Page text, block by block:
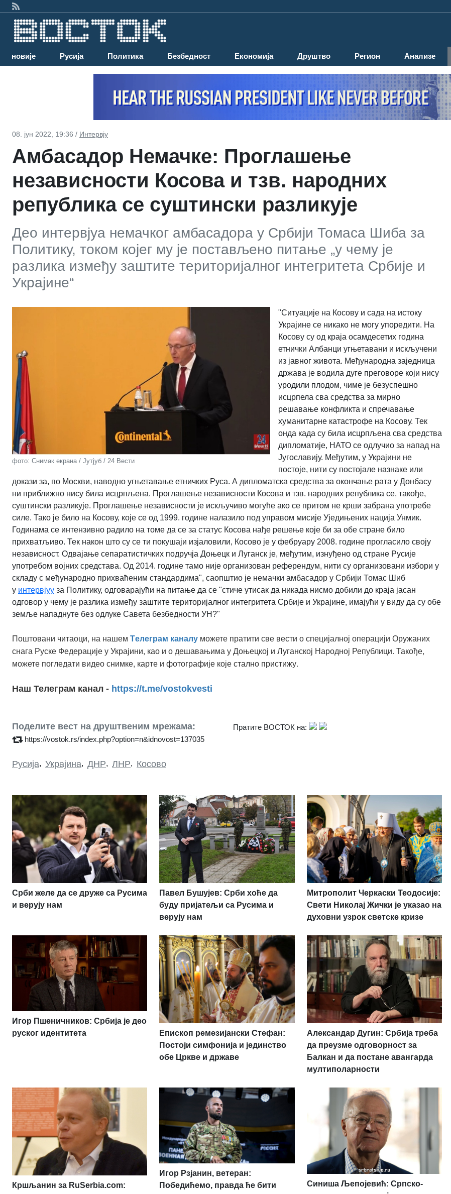
Најновије Русија Политика Безбедност Економија Друштво Регион Анализе
08. јун 2022, 19:36 / Интервју
Амбасадор Немачке: Проглашење
независности Косова и тзв. народних
република се суштински разликује
Део интервјуа немачког амбасадора у Србији Томаса Шиба за
Политику, током којег му је постављено питање „у чему је
разлика између заштите територијалног интегритета Србије и
Украјине“
фото: Снимак екрана / Јутјуб / 24 Вести
"Ситуације на Косову и сада на истоку
Украјине се никако не могу упоредити. На
Косову су од краја осамдесетих година
етнички Албанци угњетавани и искључени
из јавног живота. Међународна заједница
држава је водила дуге преговоре који нису
уродили плодом, чиме је безуспешно
исцрпела сва средства за мирно
решавање конфликта и спречавање
хуманитарне катастрофе на Косову. Тек
онда када су била исцрпљена сва средства
дипломатије, НАТО се одлучио за напад на
Југославију. Међутим, у Украјини не
постоје, нити су постојале назнаке или
докази за, по Москви, наводно угњетавање етничких Руса. А дипломатска средства за окончање рата у Донбасу
ни приближно нису била исцрпљена. Проглашење независности Косова и тзв. народних република се, такође,
суштински разликује. Проглашење независности је искључиво могуће ако се притом не крши забрана употребе
силе. Тако је било на Косову, које се од 1999. године налазило под управом мисије Уједињених нација Унмик.
Годинама се интензивно радило на томе да се за статус Косова нађе решење које би за обе стране било
прихватљиво. Тек након што су се ти покушаји изјаловили, Косово је у фебруару 2008. године прогласило своју
независност. Одвајање сепаратистичких подручја Доњецк и Луганск је, међутим, изнуђено од стране Русије
употребом војних средстава. Од 2014. године тамо није организован референдум, нити су организовани избори у
складу с међународно прихваћеним стандардима", саопштио је немачки амбасадор у Србији Томас Шиб
у интервјуу за Политику, одговарајући на питање да се "стиче утисак да никада нисмо добили до краја јасан
одговор у чему је разлика између заштите територијалног интегритета Србије и Украјине, имајући у виду да су обе
земље нападнуте без одлуке Савета безбедности УН?"
Поштовани читаоци, на нашем Tелеграм каналу можете пратити све вести о специјалној операцији Оружаних
снага Руске Федерације у Украјини, као и о дешавањима у Доњецкој и Луганској Народној Републици. Такође,
можете погледати видео снимке, карте и фотографије које стално пристижу.
Наш Телеграм канал - https://t.me/vostokvesti
Поделите вест на друштвеним мрежама:
https://vostok.rs/index.php?option=n&idnovost=137035
Пратите ВОСТОК на:
Русија, Украјина, ДНР, ЛНР, Косово
Срби желе да се друже са Русима
и верују нам
Павел Бушујев: Срби хоће да
буду пријатељи са Русима и
верују нам
Митрополит Черкаски Теодосије:
Свети Николај Жички је указао на
духовни узрок светске кризе
Игор Пшеничников: Србија је део
руског идентитета
Епископ ремезијански Стефан:
Постоји симфонија и јединство
обе Цркве и државе
Александар Дугин: Србија треба
да преузме одговорност за
Балкан и да постане авангарда
мултиполарности
Кршљанин за RuSerbia.com:
Игор Рзјанин, ветеран:
Победићемо, правда ће бити
Синиша Љепојевић: Српско-